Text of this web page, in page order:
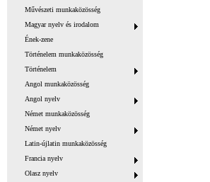
Művészeti munkaközösség
Magyar nyelv és irodalom
Ének-zene
Történelem munkaközösség
Történelem
Angol munkaközösség
Angol nyelv
Német munkaközösség
Német nyelv
Latin-újlatin munkaközösség
Francia nyelv
Olasz nyelv